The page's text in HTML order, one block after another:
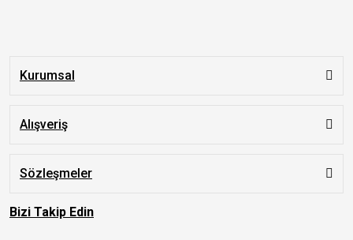
Kurumsal
Alışveriş
Sözleşmeler
Bizi Takip Edin